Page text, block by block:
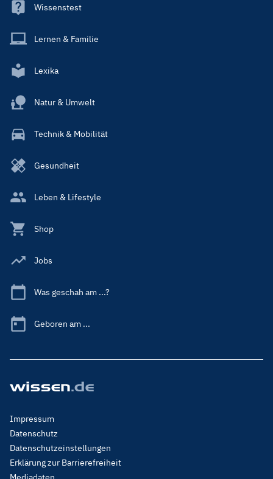
Wissenstest
Lernen & Familie
Lexika
Natur & Umwelt
Technik & Mobilität
Gesundheit
Leben & Lifestyle
Shop
Jobs
Was geschah am ...?
Geboren am ...
Footer
Menu
Legal
Impressum
Datenschutz
Datenschutzeinstellungen
Erklärung zur Barrierefreiheit